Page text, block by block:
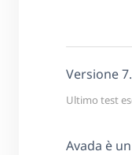
Versione
Ultimo test
Avada è